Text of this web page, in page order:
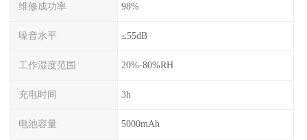
维修成功率 98%
噪音水平 ≤55dB
工作湿度范围 20%-80%RH
充电时间 3h
电池容量 5000mAh